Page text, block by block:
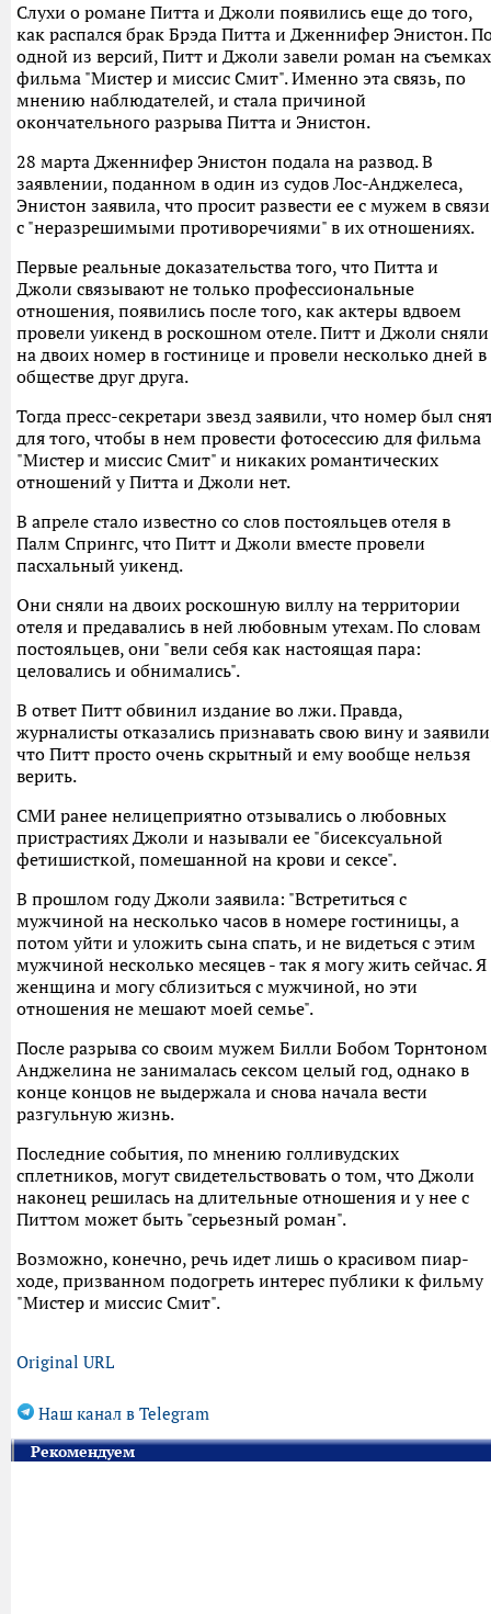
Слухи о романе Питта и Джоли появились еще до того,
как распался брак Брэда Питта и Дженнифер Энистон.
одной из версий, Питт и Джоли завели роман на съемках
фильма "Мистер и миссис Смит". Именно эта связь, по
мнению наблюдателей, и стала причиной
окончательного разрыва Питта и Энистон.
28 марта Дженнифер Энистон подала на развод. В
заявлении, поданном в один из судов Лос-Анджелеса,
Энистон заявила, что просит развести ее с мужем в связи
с "неразрешимыми противоречиями" в их отношениях.
Первые реальные доказательства того, что Питта и
Джоли связывают не только профессиональные
отношения, появились после того, как актеры вдвоем
провели уикенд в роскошном отеле. Питт и Джоли сняли
на двоих номер в гостинице и провели несколько дней в
обществе друг друга.
Тогда пресс-секретари звезд заявили, что номер был
для того, чтобы в нем провести фотосессию для фильма
"Мистер и миссис Смит" и никаких романтических
отношений у Питта и Джоли нет.
В апреле стало известно со слов постояльцев отеля в
Палм Спрингс, что Питт и Джоли вместе провели
пасхальный уикенд.
Они сняли на двоих роскошную виллу на территории
отеля и предавались в ней любовным утехам. По словам
постояльцев, они "вели себя как настоящая пара:
целовались и обнимались".
В ответ Питт обвинил издание во лжи. Правда,
журналисты отказались признавать свою вину и
что Питт просто очень скрытный и ему вообще нельзя
верить.
СМИ ранее нелицеприятно отзывались о любовных
пристрастиях Джоли и называли ее "бисексуальной
фетишисткой, помешанной на крови и сексе".
В прошлом году Джоли заявила: "Встретиться с
мужчиной на несколько часов в номере гостиницы, а
потом уйти и уложить сына спать, и не видеться с этим
мужчиной несколько месяцев - так я могу жить сейчас. Я
женщина и могу сблизиться с мужчиной, но эти
отношения не мешают моей семье".
После разрыва со своим мужем Билли Бобом Торнтоном
Анджелина не занималась сексом целый год, однако в
конце концов не выдержала и снова начала вести
разгульную жизнь.
Последние события, по мнению голливудских
сплетников, могут свидетельствовать о том, что Джоли
наконец решилась на длительные отношения и у нее с
Питтом может быть "серьезный роман".
Возможно, конечно, речь идет лишь о красивом пиар-
ходе, призванном подогреть интерес публики к фильму
"Мистер и миссис Смит".
Original URL
Наш канал в Telegram
Рекомендуем